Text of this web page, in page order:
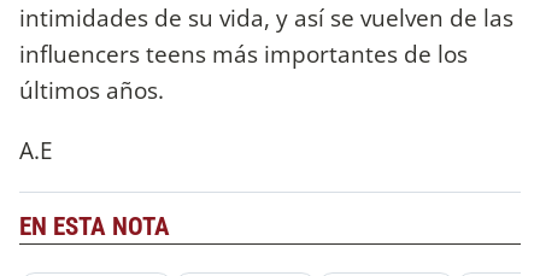
intimidades de su vida, y así se vuelven de las
influencers teens más importantes de los
últimos años.
A.E
EN ESTA NOTA